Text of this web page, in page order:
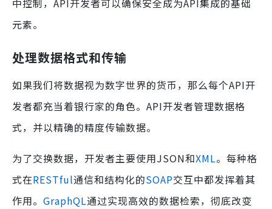
中控制，API开发者可以确保安全成为API集成的基础
元素。
处理数据格式和传输
如果我们将数据视为数字世界的货币，那么每个API开
发者都充当着银行家的角色。API开发者管理数据格
式，并以精确的精度传输数据。
为了交换数据，开发者主要使用JSON和XML。每种格
式在RESTful通信和结构化的SOAP交互中都发挥着其
作用。 GraphQL通过实现高效的数据检索，彻底改变